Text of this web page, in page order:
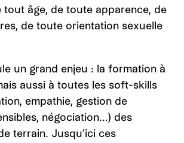
tout âge, de toute apparence, de
de toute orientation sexuelle
un grand enjeu : la formation à
aussi à toutes les soft-skills
empathie, gestion de
négociation…) des
terrain. Jusqu’ici ces